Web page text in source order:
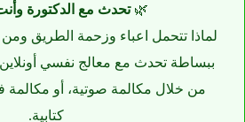
🌿تحدث مع الدكتورة
لماذا تتحمل اعباء وزحمة الطريق ومن
ببساطة تحدث مع معالج نفسي
من خلال مكالمة صوتية، أو مكالمة
كتابية.